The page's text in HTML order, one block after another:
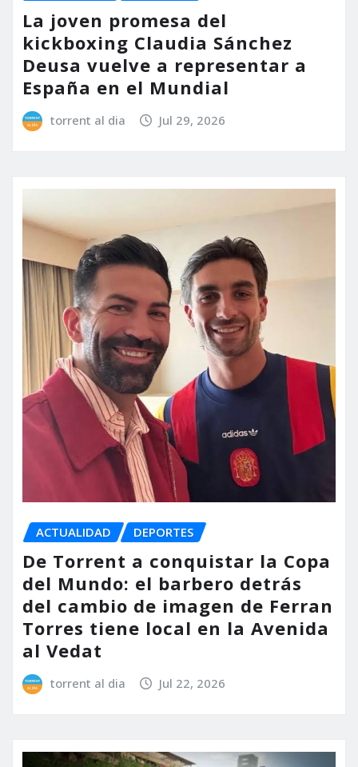
La joven promesa del
kickboxing Claudia Sánchez
Deusa vuelve a representar a
España en el Mundial
torrent al dia Jul 29, 2026
ACTUALIDAD DEPORTES
De Torrent a conquistar la Copa
del Mundo: el barbero detrás
del cambio de imagen de Ferran
Torres tiene local en la Avenida
al Vedat
torrent al dia Jul 22, 2026